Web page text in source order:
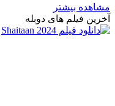
مشاهده بیشتر
آخرین فیلم های دوبله